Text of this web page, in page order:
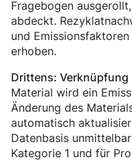
Fragebogen
abdeckt.
und
erhoben.
Drittens:
Material wird ein
Änderung des
automatisch
Datenbasis
Kategorie 1 und für